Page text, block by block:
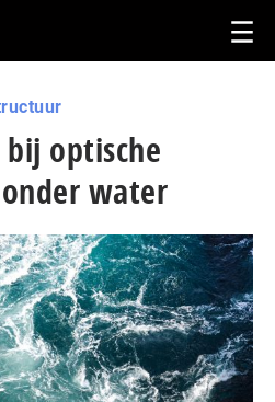
optische
water